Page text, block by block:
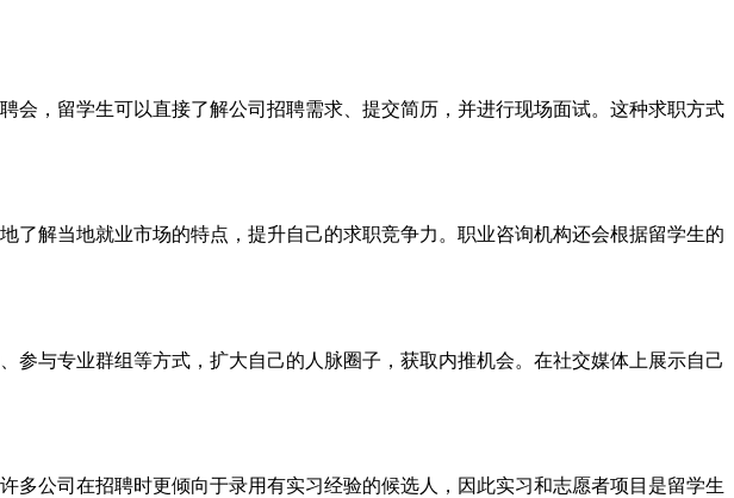
，留学生可以直接了解公司招聘需求、提交简历，并进行现场面试。这种求职方式
解当地就业市场的特点，提升自己的求职竞争力。职业咨询机构还会根据留学生的
与专业群组等方式，扩大自己的人脉圈子，获取内推机会。在社交媒体上展示自己
公司在招聘时更倾向于录用有实习经验的候选人，因此实习和志愿者项目是留学生